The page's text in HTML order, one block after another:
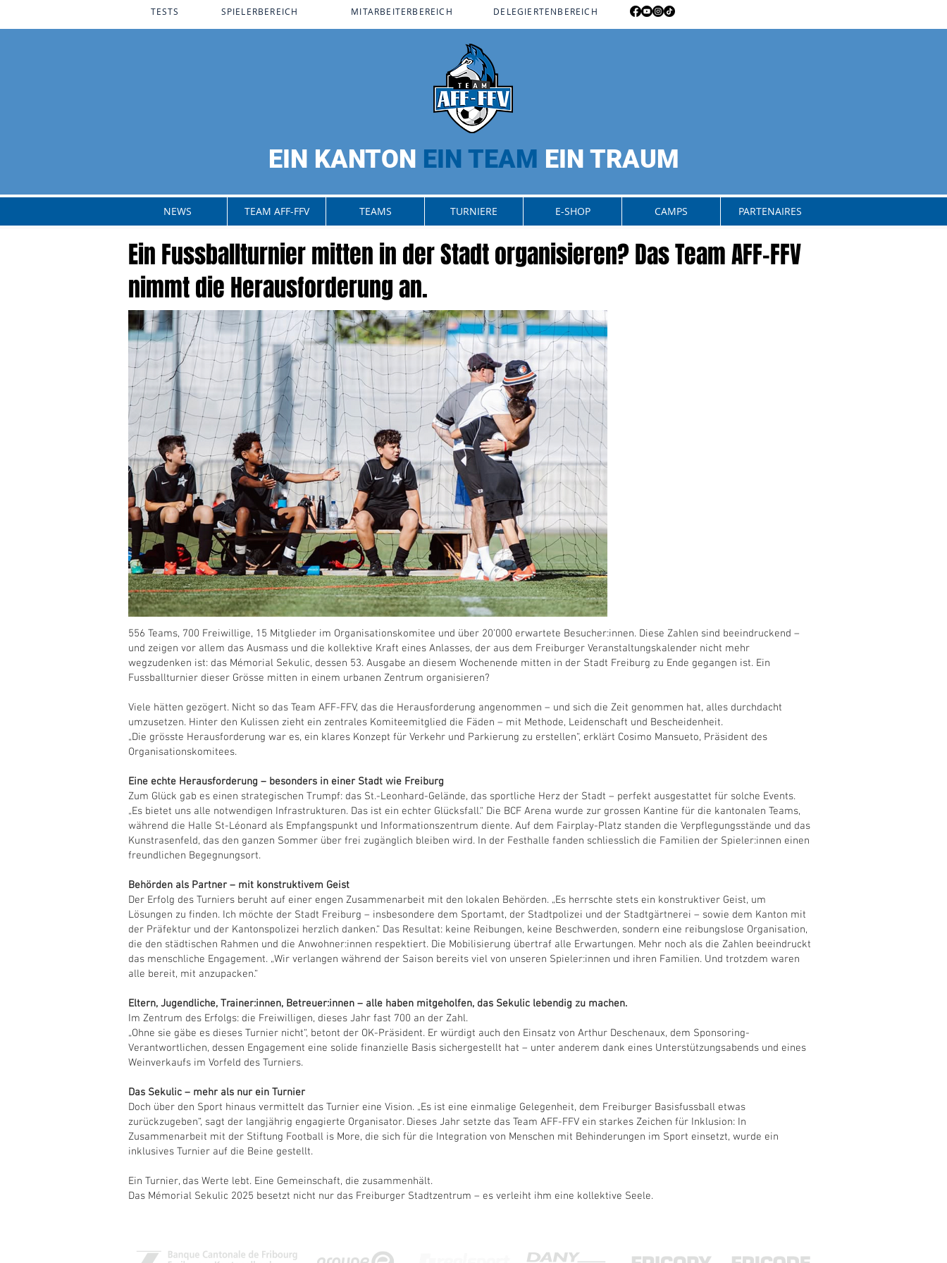
EIN KANTON EIN TEAM EIN TRAUM
NEWS TEAM AFF-FFV TEAMS TURNIERE E-SHOP CAMPS PARTENAIRES
TESTS​ SPIELERBEREICH MITARBEITERBEREICH​ DELEGIERTENBEREICH
Ein Fussballturnier mitten in der Stadt organisieren? Das Team AFF-FFV
nimmt die Herausforderung an.
556 Teams, 700 Freiwillige, 15 Mitglieder im Organisationskomitee und über 20’000 erwartete Besucher:innen. Diese Zahlen sind beeindruckend –
und zeigen vor allem das Ausmass und die kollektive Kraft eines Anlasses, der aus dem Freiburger Veranstaltungskalender nicht mehr
wegzudenken ist: das Mémorial Sekulic, dessen 53. Ausgabe an diesem Wochenende mitten in der Stadt Freiburg zu Ende gegangen ist. Ein
Fussballturnier dieser Grösse mitten in einem urbanen Zentrum organisieren?
Viele hätten gezögert. Nicht so das Team AFF-FFV, das die Herausforderung angenommen – und sich die Zeit genommen hat, alles durchdacht
umzusetzen. Hinter den Kulissen zieht ein zentrales Komiteemitglied die Fäden – mit Methode, Leidenschaft und Bescheidenheit.
„Die grösste Herausforderung war es, ein klares Konzept für Verkehr und Parkierung zu erstellen“, erklärt Cosimo Mansueto, Präsident des
Organisationskomitees.
Eine echte Herausforderung – besonders in einer Stadt wie Freiburg
Zum Glück gab es einen strategischen Trumpf: das St.-Leonhard-Gelände, das sportliche Herz der Stadt – perfekt ausgestattet für solche Events.
„Es bietet uns alle notwendigen Infrastrukturen. Das ist ein echter Glücksfall.“ Die BCF Arena wurde zur grossen Kantine für die kantonalen Teams,
während die Halle St-Léonard als Empfangspunkt und Informationszentrum diente. Auf dem Fairplay-Platz standen die Verpflegungsstände und das
Kunstrasenfeld, das den ganzen Sommer über frei zugänglich bleiben wird. In der Festhalle fanden schliesslich die Familien der Spieler:innen einen
freundlichen Begegnungsort.
Behörden als Partner – mit konstruktivem Geist
Der Erfolg des Turniers beruht auf einer engen Zusammenarbeit mit den lokalen Behörden. „Es herrschte stets ein konstruktiver Geist, um
Lösungen zu finden. Ich möchte der Stadt Freiburg – insbesondere dem Sportamt, der Stadtpolizei und der Stadtgärtnerei – sowie dem Kanton mit
der Präfektur und der Kantonspolizei herzlich danken.“ Das Resultat: keine Reibungen, keine Beschwerden, sondern eine reibungslose Organisation,
die den städtischen Rahmen und die Anwohner:innen respektiert. Die Mobilisierung übertraf alle Erwartungen. Mehr noch als die Zahlen beeindruckt
das menschliche Engagement. „Wir verlangen während der Saison bereits viel von unseren Spieler:innen und ihren Familien. Und trotzdem waren
alle bereit, mit anzupacken.“
Eltern, Jugendliche, Trainer:innen, Betreuer:innen – alle haben mitgeholfen, das Sekulic lebendig zu machen.
Im Zentrum des Erfolgs: die Freiwilligen, dieses Jahr fast 700 an der Zahl.
„Ohne sie gäbe es dieses Turnier nicht“, betont der OK-Präsident. Er würdigt auch den Einsatz von Arthur Deschenaux, dem Sponsoring-
Verantwortlichen, dessen Engagement eine solide finanzielle Basis sichergestellt hat – unter anderem dank eines Unterstützungsabends und eines
Weinverkaufs im Vorfeld des Turniers.
Das Sekulic – mehr als nur ein Turnier
Doch über den Sport hinaus vermittelt das Turnier eine Vision. „Es ist eine einmalige Gelegenheit, dem Freiburger Basisfussball etwas
zurückzugeben“, sagt der langjährig engagierte Organisator. Dieses Jahr setzte das Team AFF-FFV ein starkes Zeichen für Inklusion: In
Zusammenarbeit mit der Stiftung Football is More, die sich für die Integration von Menschen mit Behinderungen im Sport einsetzt, wurde ein
inklusives Turnier auf die Beine gestellt.
Ein Turnier, das Werte lebt. Eine Gemeinschaft, die zusammenhält.
Das Mémorial Sekulic 2025 besetzt nicht nur das Freiburger Stadtzentrum – es verleiht ihm eine kollektive Seele.